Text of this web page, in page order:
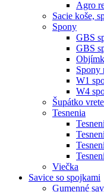
Agro
Sacie koše,
Spony
GBS
GBS
Spony
W1
W4
Šupátko
Tesnenia
Viečka
Savice so spojkami
Gumenné